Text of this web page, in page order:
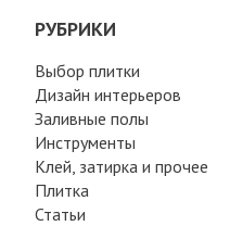
РУБРИКИ
Выбор плитки
Дизайн интерьеров
Заливные полы
Инструменты
Клей, затирка и прочее
Плитка
Статьи